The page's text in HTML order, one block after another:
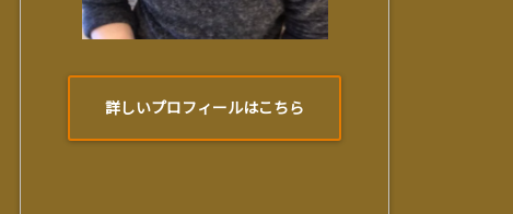
詳しいプロフィールはこちら